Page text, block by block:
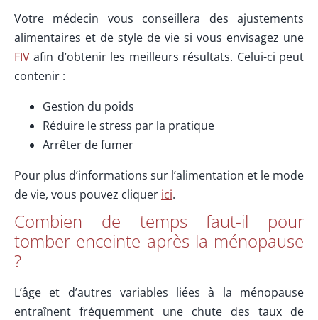
Votre médecin vous conseillera des ajustements
alimentaires et de style de vie si vous envisagez une
FIVafin d’obtenir les meilleurs résultats. Celui-ci peut
contenir :
Gestion du poids
Réduire le stress par la pratique
Arrêter de fumer
Pour plus d’informations sur l’alimentation et le mode
de vie, vous pouvez cliquer ici.
Combien de temps faut-il pour
tomber enceinte après la ménopause
?
L’âge et d’autres variables liées à la ménopause
entraînent fréquemment une chute des taux de